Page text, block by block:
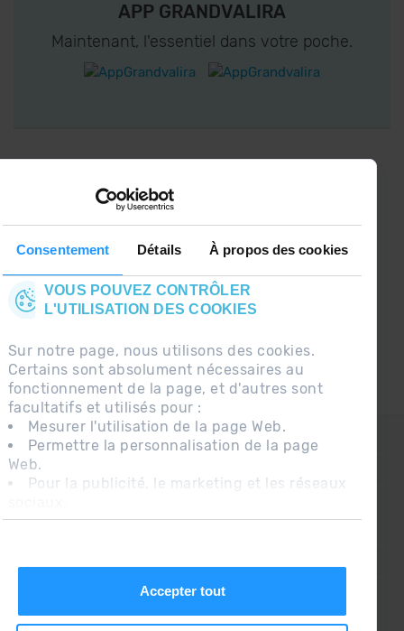
Consentement Détails À propos des cookies
VOUS POUVEZ CONTRÔLER
L'UTILISATION DES COOKIES
Sur notre page, nous utilisons des cookies.
Certains sont absolument nécessaires au
fonctionnement de la page, et d'autres sont
facultatifs et utilisés pour :
Mesurer l'utilisation de la page Web.
Permettre la personnalisation de la page
Web.
Pour la publicité, le marketing et les réseaux
En cliquant sur « Accepter tout », vous
Accepter tout
APP GRANDVALIRA
Maintenant, l'essentiel dans votre poche.
CONNECTEZ-VOUS À GRANDVALIRA!
Suivez-nous sur les Réseaux Sociaux et soyez
CONTACT
QUESTIONS FRÉQUENTES